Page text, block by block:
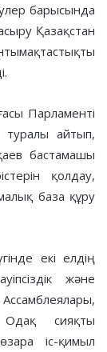
барысында
Қазақстан
Парламенті
туралы айтып,
бастамашы
қолдау,
база құру
екі елдің
және
Одақ сияқты
іс-қимыл